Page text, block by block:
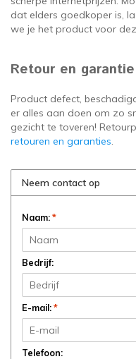
dat elders goedkoper is,
we je het product voor
Retour en garantie
Product defect,
er alles aan doen om zo
gezicht te toveren!
retouren en garanties.
Neem contact op
Naam:*
Bedrijf:
E-mail:*
Telefoon: